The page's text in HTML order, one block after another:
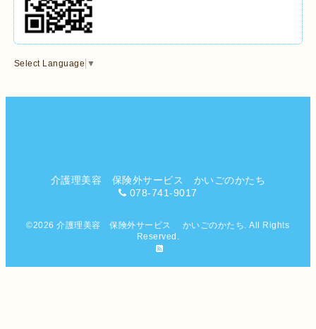
Select Language ▼
介護理美容 保険外サービス かいごのかたち
078-741-9017
©2026介護理美容 保険外サービス かいごのかたち . All Rights
Reserved.